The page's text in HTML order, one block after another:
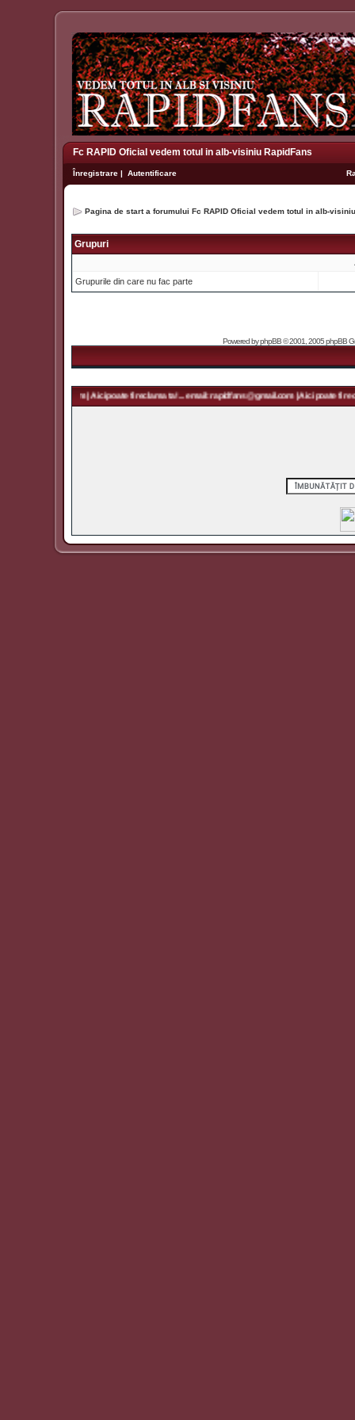
Fc RAPID Oficial vedem totul in alb-visiniu RapidFans
Înregistrare | Autentificare
Pagina de start a forumului Fc RAPID Oficial vedem totul in alb-
Grupuri
Grupurile din care nu fac parte
Powered byphpBB© 2001, 2005 phpBB
| Aici poate fi reclama ta! ... email: rapidfans@gmail.com | Aici poate fi